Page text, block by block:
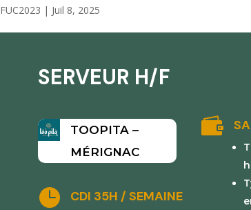
FUC2023 | Juil 8, 2025
SERVEUR H/F
TOOPITA –
MÉRIGNAC
 CDI 35H / SEMAINE
